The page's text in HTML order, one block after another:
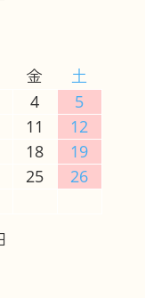
金
土
4
5
11
12
18
19
25
26